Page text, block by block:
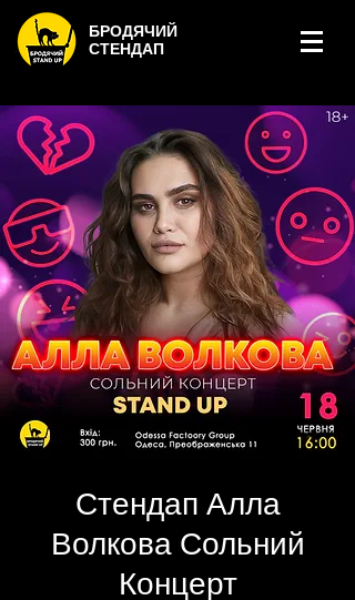
БРОДЯЧИЙ
СТЕНДАП
Стендап Алла
Волкова Сольний
Концерт